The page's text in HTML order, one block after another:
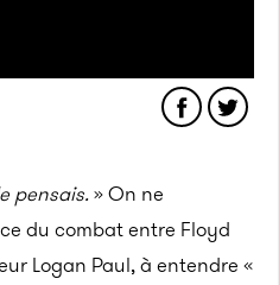
pensais.» On ne
du combat entre Floyd
Logan Paul, à entendre «